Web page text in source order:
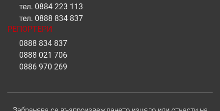
тел. 0884 223 113
тел. 0888 834 837
РЕПОРТЕРИ
0888 834 837
0888 021 706
0886 970 269